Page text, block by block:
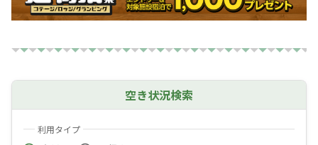
空き状況検索
利用タイプ